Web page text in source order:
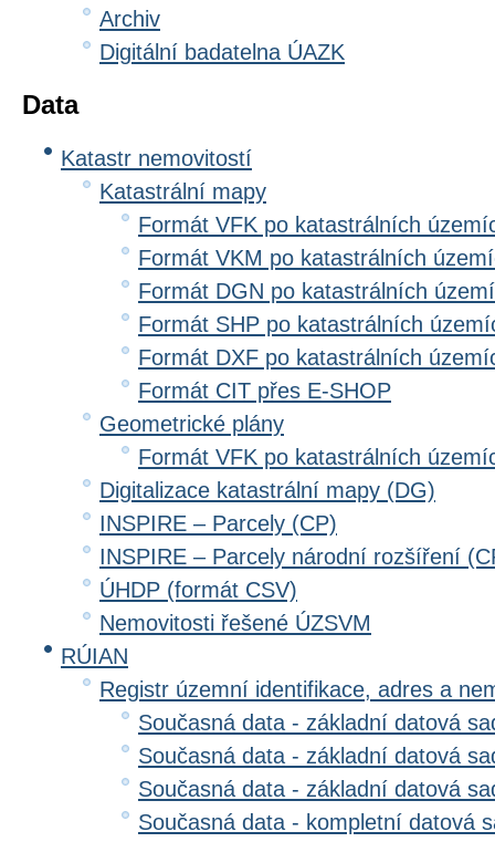
Archiv
Digitální badatelna ÚAZK
Data
Katastr nemovitostí
Katastrální mapy
Formát VFK po katastrálních
Formát VKM po katastrálních
Formát DGN po katastrálních
Formát SHP po katastrálních
Formát DXF po katastrálních
Formát CIT přes E-SHOP
Geometrické plány
Formát VFK po katastrálních
Digitalizace katastrální mapy (DG)
INSPIRE – Parcely (CP)
INSPIRE – Parcely národní rozšíření
ÚHDP (formát CSV)
Nemovitosti řešené ÚZSVM
RÚIAN
Registr územní identifikace, adres a
Současná data - základní datová
Současná data - základní datová
Současná data - základní datová
Současná data - kompletní datová